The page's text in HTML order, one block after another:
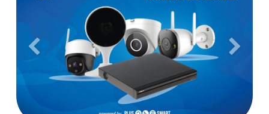
Previous Next